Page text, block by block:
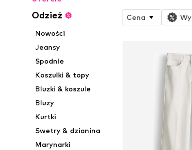
Odzież
Nowości
Jeansy
Spodnie
Koszulki & topy
Bluzki & koszule
Bluzy
Kurtki
Swetry & dzianina
Marynarki
Cena